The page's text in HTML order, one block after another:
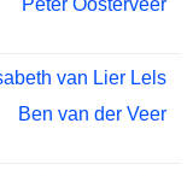
Peter Oosterveer
van Lier Lels
Ben van der Veer